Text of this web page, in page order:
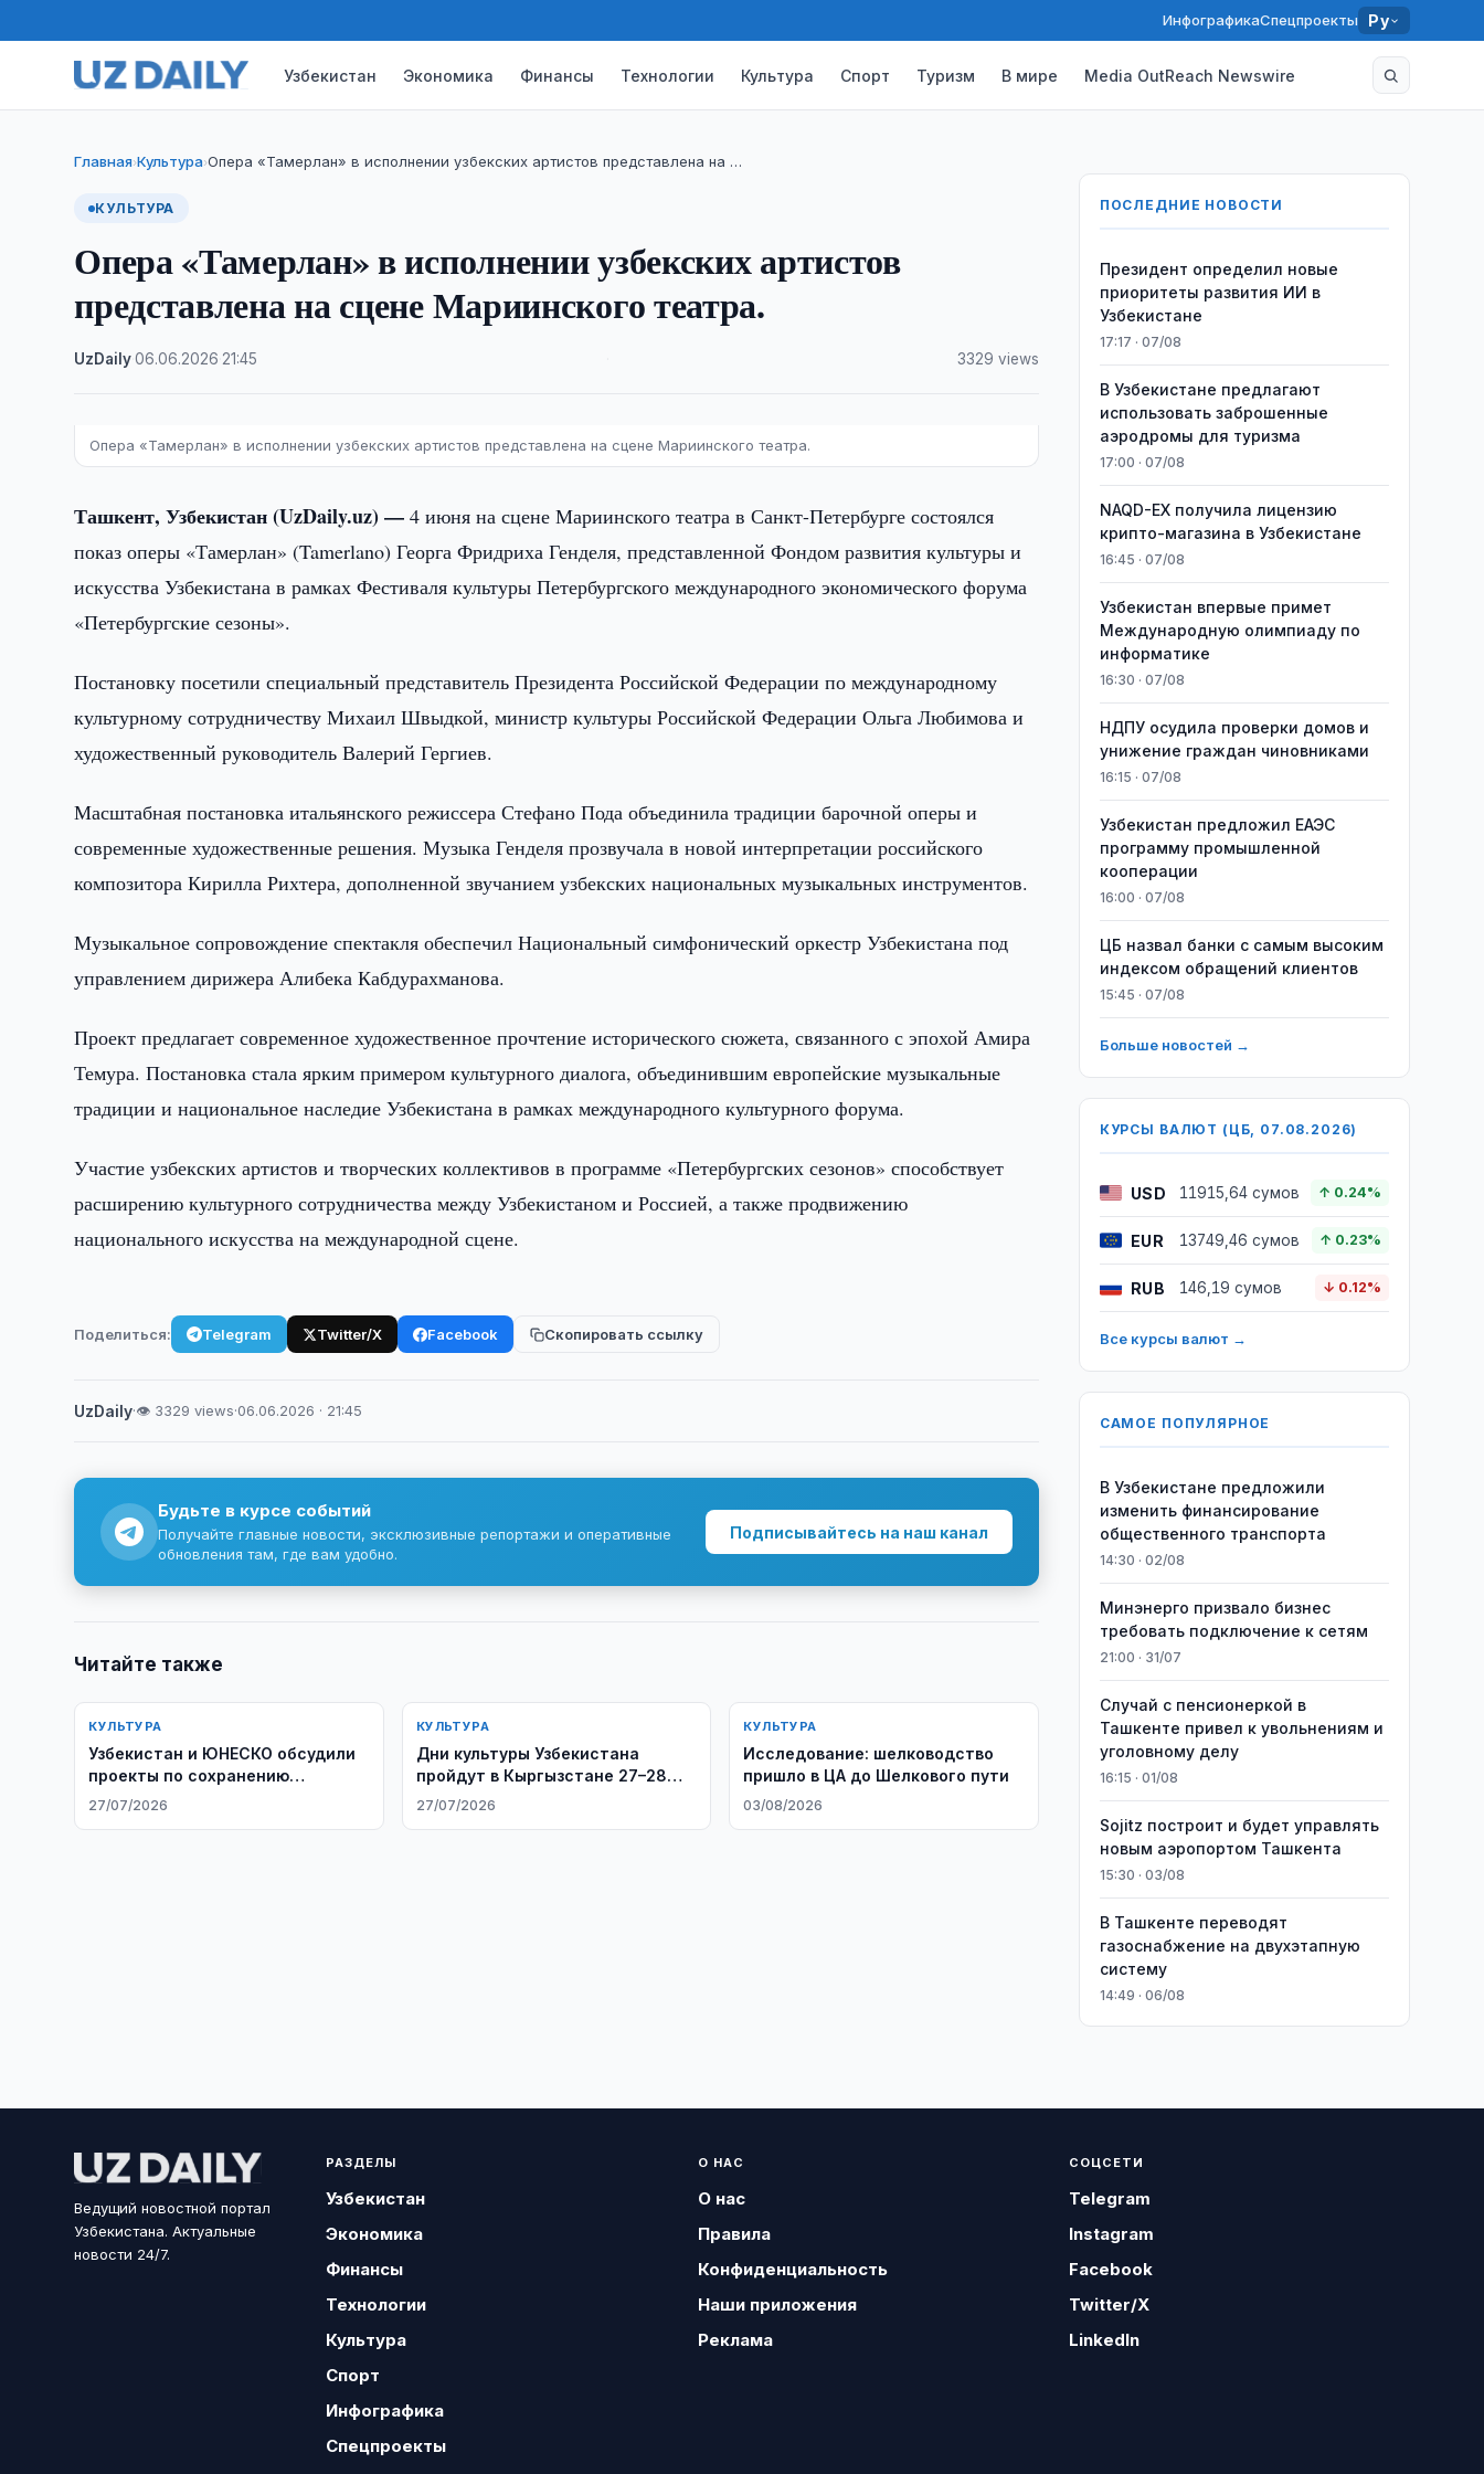
ИнфографикаСпецпроекты Ру
Узбекистан Экономика Финансы Технологии Культура Спорт Туризм В мире Media OutReach Newswire
Главная›Культура›Опера «Тамерлан» в исполнении узбекских артистов представлена на …
КУЛЬТУРА
Опера «Тамерлан» в исполнении узбекских артистов
представлена на сцене Мариинского театра.
UzDaily·06.06.2026 21:45 3329 views
Опера «Тамерлан» в исполнении узбекских артистов представлена на сцене Мариинского театра.
Ташкент, Узбекистан (UzDaily.uz) —4 июня на сцене Мариинского театра в Санкт-Петербурге состоялся
показ оперы «Тамерлан» (Tamerlano) Георга Фридриха Генделя, представленной Фондом развития культуры и
искусства Узбекистана в рамках Фестиваля культуры Петербургского международного экономического форума
«Петербургские сезоны».
Постановку посетили специальный представитель Президента Российской Федерации по международному
культурному сотрудничеству Михаил Швыдкой, министр культуры Российской Федерации Ольга Любимова и
художественный руководитель Валерий Гергиев.
Масштабная постановка итальянского режиссера Стефано Пода объединила традиции барочной оперы и
современные художественные решения. Музыка Генделя прозвучала в новой интерпретации российского
композитора Кирилла Рихтера, дополненной звучанием узбекских национальных музыкальных инструментов.
Музыкальное сопровождение спектакля обеспечил Национальный симфонический оркестр Узбекистана под
управлением дирижера Алибека Кабдурахманова.
Проект предлагает современное художественное прочтение исторического сюжета, связанного с эпохой Амира
Темура. Постановка стала ярким примером культурного диалога, объединившим европейские музыкальные
традиции и национальное наследие Узбекистана в рамках международного культурного форума.
Участие узбекских артистов и творческих коллективов в программе «Петербургских сезонов» способствует
расширению культурного сотрудничества между Узбекистаном и Россией, а также продвижению
национального искусства на международной сцене.
Поделиться: Telegram Twitter/X Facebook Скопировать ссылку
UzDaily·👁 3329 views·06.06.2026 · 21:45
Будьте в курсе событий
Получайте главные новости, эксклюзивные репортажи и оперативные
обновления там, где вам удобно.
Подписывайтесь на наш канал
Читайте также
КУЛЬТУРА
Узбекистан и ЮНЕСКО обсудили
проекты по сохранению
культурного наследия
27/07/2026
КУЛЬТУРА
Дни культуры Узбекистана
пройдут в Кыргызстане 27–28
июля
27/07/2026
КУЛЬТУРА
Исследование: шелководство
пришло в ЦА до Шелкового пути
03/08/2026
ПОСЛЕДНИЕ НОВОСТИ
Президент определил новые
приоритеты развития ИИ в
Узбекистане
17:17 · 07/08
В Узбекистане предлагают
использовать заброшенные
аэродромы для туризма
17:00 · 07/08
NAQD-EX получила лицензию
крипто-магазина в Узбекистане
16:45 · 07/08
Узбекистан впервые примет
Международную олимпиаду по
информатике
16:30 · 07/08
НДПУ осудила проверки домов и
унижение граждан чиновниками
16:15 · 07/08
Узбекистан предложил ЕАЭС
программу промышленной
кооперации
16:00 · 07/08
ЦБ назвал банки с самым высоким
индексом обращений клиентов
15:45 · 07/08
Больше новостей →
КУРСЫ ВАЛЮТ (ЦБ, 07.08.2026)
USD 11915,64 сумов ↑ 0.24%
EUR 13749,46 сумов ↑ 0.23%
RUB 146,19 сумов ↓ 0.12%
Все курсы валют →
САМОЕ ПОПУЛЯРНОЕ
В Узбекистане предложили
изменить финансирование
общественного транспорта
14:30 · 02/08
Минэнерго призвало бизнес
требовать подключение к сетям
21:00 · 31/07
Случай с пенсионеркой в
Ташкенте привел к увольнениям и
уголовному делу
16:15 · 01/08
Sojitz построит и будет управлять
новым аэропортом Ташкента
15:30 · 03/08
В Ташкенте переводят
газоснабжение на двухэтапную
систему
14:49 · 06/08
Ведущий новостной портал
Узбекистана. Актуальные
новости 24/7.
РАЗДЕЛЫ
Узбекистан
Экономика
Финансы
Технологии
Культура
Спорт
Инфографика
Спецпроекты
О НАС
О нас
Правила
Конфиденциальность
Наши приложения
Реклама
СОЦСЕТИ
Telegram
Instagram
Facebook
Twitter/X
LinkedIn